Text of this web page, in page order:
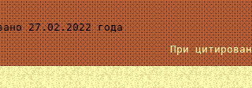
27.02.2022 года
При